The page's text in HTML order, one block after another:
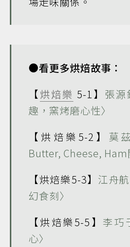
●看更多烘焙故事：
【烘焙樂 5-1】 張
趣，窯烤磨心性〉
【烘焙樂5-2】 莫
Butter, Cheese, Ham
【烘焙樂5-3】 江舟
幻食刻〉
【烘焙樂5-5】 李巧
心〉